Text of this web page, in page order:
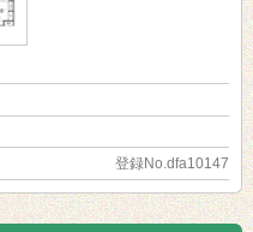
登録No.dfa10147